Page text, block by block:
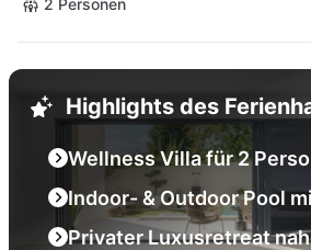
2 Personen
Highlights des
Wellness Villa für 2
Indoor- & Outdoor Pool
Privater Luxusretreat